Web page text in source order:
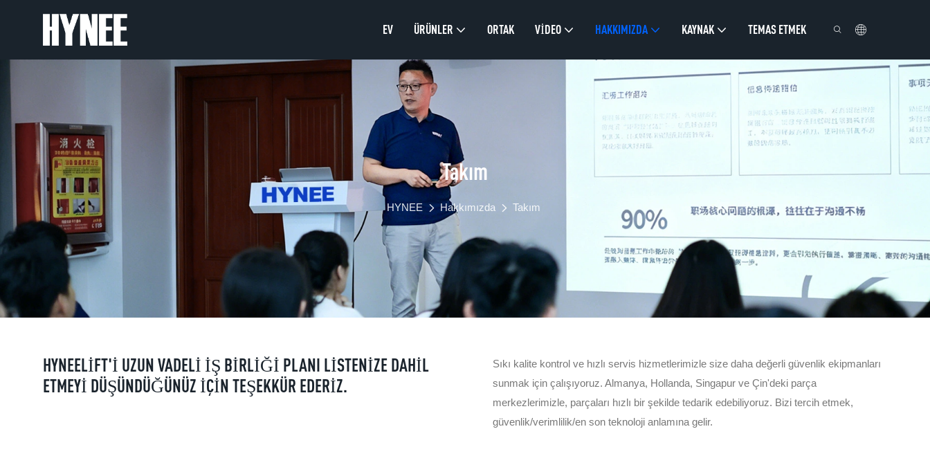
EV ÜRÜNLER ORTAK VIDEO HAKKIMIZDA KAYNAK TEMAS ETMEK
Takım
HYNEE Hakkımızda Takım
HYNEELIFT'I UZUN VADELI IŞ BIRLIĞI PLANI LISTENIZE DAHIL
ETMEYI DÜŞÜNDÜĞÜNÜZ IÇIN TEŞEKKÜR EDERIZ.
Sıkı kalite kontrol ve hızlı servis hizmetlerimizle size daha değerli güvenlik ekipmanları
sunmak için çalışıyoruz. Almanya, Hollanda, Singapur ve Çin'deki parça
merkezlerimizle, parçaları hızlı bir şekilde tedarik edebiliyoruz. Bizi tercih etmek,
güvenlik/verimlilik/en son teknoloji anlamına gelir.